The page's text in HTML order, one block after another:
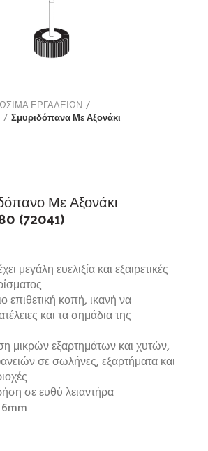
ΕΡΓΑΛΕΙΩΝ
Σμυριδόπανα Με Αξονάκι
Με Αξονάκι
(72041)
μεγάλη ευελιξία και εξαιρετικές
επιθετική κοπή, ικανή να
και τα σημάδια της
μικρών εξαρτημάτων και χυτών,
σε σωλήνες, εξαρτήματα και
σε ευθύ λειαντήρα